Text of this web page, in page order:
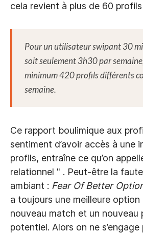
cela revient à plus de 60
Pour un utilisateur swipant 30
soit seulement 3h30 par
minimum 420 profils différents
semaine.
Ce rapport boulimique aux
sentiment d’avoir accès à une
profils, entraîne ce qu’on
relationnel " . Peut-être la
ambiant : Fear Of Better
a toujours une meilleure option
nouveau match et un nouveau
potentiel. Alors on ne